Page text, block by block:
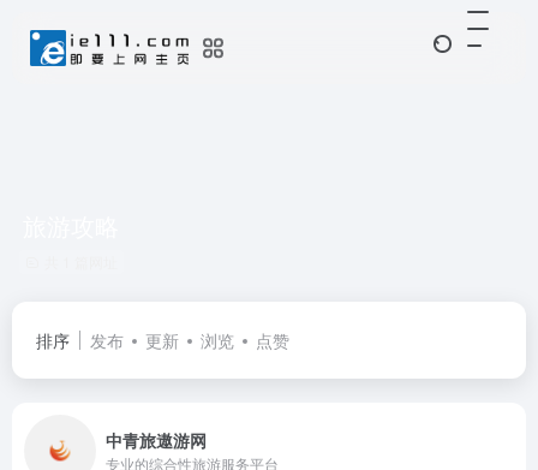
排序 发布 更新 浏览 点赞
中青旅遨游网
专业的综合性旅游服务平台